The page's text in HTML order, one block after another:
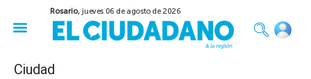
Rosario,jueves 06 de agosto de 2026
Ciudad